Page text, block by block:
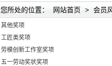
其他奖项
工匠类奖项
劳模创新工作室奖项
五一劳动奖状奖项
您所处的位置： 网站首页 > 会员